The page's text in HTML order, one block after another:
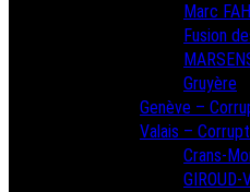
Marc
Fusion
Gruyère
Genève –
Valais –
Crans-
GIROUD-